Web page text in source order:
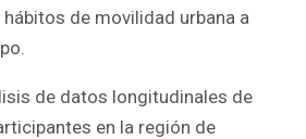
de movilidad urbana a
de datos longitudinales de
en la región de